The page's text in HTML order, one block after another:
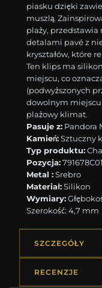
piasku dzięki
muszlą.
plaży,
detalami pavé z
kryształów, które
Ten klips ma
miejscu, co
(podwyższonych
dowolnym miejscu
plażowy klimat.
Pasuje z: Pandora
Kamień:Sztuczny
Typ produktu:
Pozycja:791678C01
Metal :Srebro
Materiał:Silikon
Wymiary:
Szerokość: 4,7 mm
SZCZEGÓŁY
RECENZJE